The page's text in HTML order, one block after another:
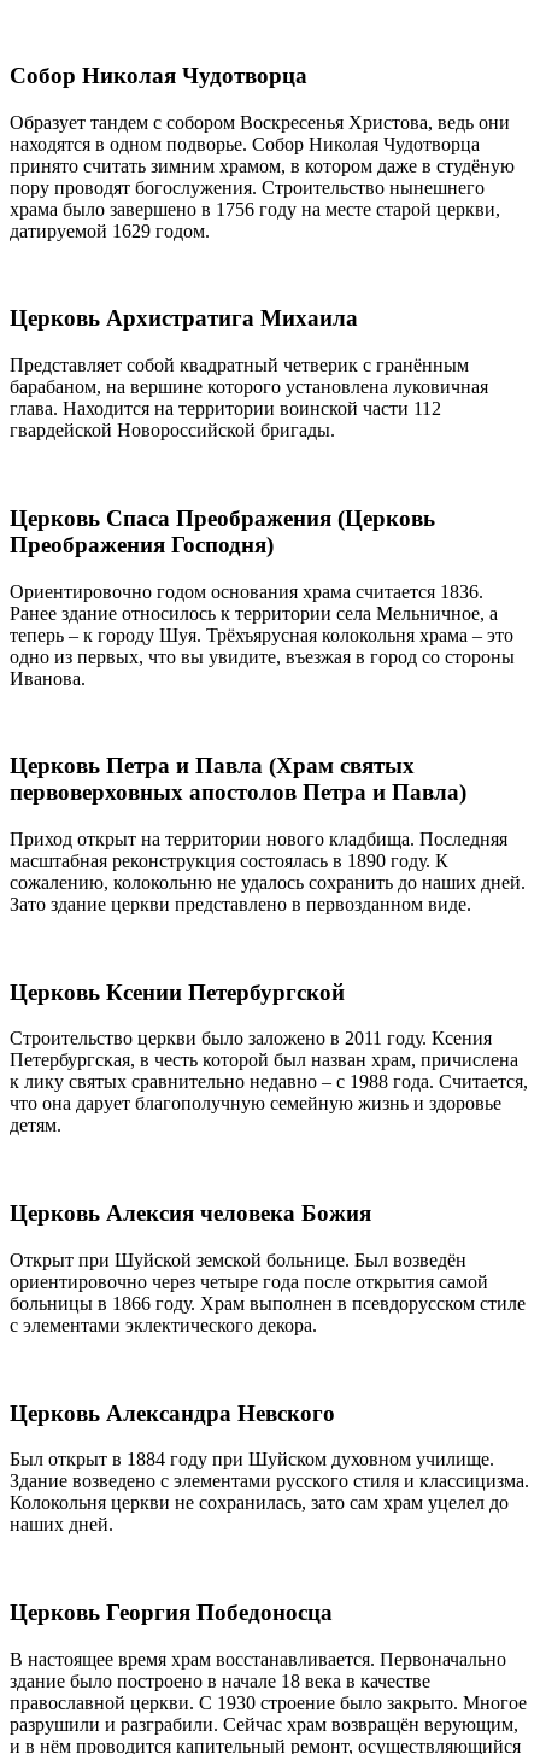
Собор Николая Чудотворца
Образует тандем с собором Воскресенья Христова, ведь они
находятся в одном подворье. Собор Николая Чудотворца
принято считать зимним храмом, в котором даже в студёную
пору проводят богослужения. Строительство нынешнего
храма было завершено в 1756 году на месте старой церкви,
датируемой 1629 годом.
Церковь Архистратига Михаила
Представляет собой квадратный четверик с гранённым
барабаном, на вершине которого установлена луковичная
глава. Находится на территории воинской части 112
гвардейской Новороссийской бригады.
Церковь Спаса Преображения (Церковь
Преображения Господня)
Ориентировочно годом основания храма считается 1836.
Ранее здание относилось к территории села Мельничное, а
теперь – к городу Шуя. Трёхъярусная колокольня храма – это
одно из первых, что вы увидите, въезжая в город со стороны
Иванова.
Церковь Петра и Павла (Храм святых
первоверховных апостолов Петра и Павла)
Приход открыт на территории нового кладбища. Последняя
масштабная реконструкция состоялась в 1890 году. К
сожалению, колокольню не удалось сохранить до наших дней.
Зато здание церкви представлено в первозданном виде.
Церковь Ксении Петербургской
Строительство церкви было заложено в 2011 году. Ксения
Петербургская, в честь которой был назван храм, причислена
к лику святых сравнительно недавно – с 1988 года. Считается,
что она дарует благополучную семейную жизнь и здоровье
детям.
Церковь Алексия человека Божия
Открыт при Шуйской земской больнице. Был возведён
ориентировочно через четыре года после открытия самой
больницы в 1866 году. Храм выполнен в псевдорусском стиле
с элементами эклектического декора.
Церковь Александра Невского
Был открыт в 1884 году при Шуйском духовном училище.
Здание возведено с элементами русского стиля и классицизма.
Колокольня церкви не сохранилась, зато сам храм уцелел до
наших дней.
Церковь Георгия Победоносца
В настоящее время храм восстанавливается. Первоначально
здание было построено в начале 18 века в качестве
православной церкви. С 1930 строение было закрыто. Многое
разрушили и разграбили. Сейчас храм возвращён верующим,
и в нём проводится капительный ремонт, осуществляющийся